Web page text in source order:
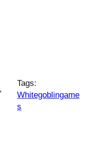
Tags:
Whitegoblingame
s